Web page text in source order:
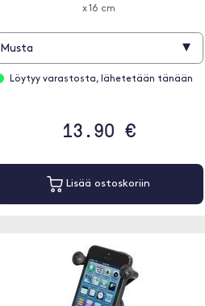
x 16 cm
Musta ▾
Löytyy varastosta, lähetetään tänään
13.90 €
Lisää ostoskoriin